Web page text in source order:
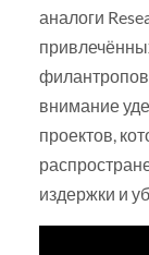
аналоги
внимание
проектов,
издержки и